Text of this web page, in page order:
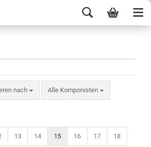
nach Alle Komponisten
13 14 15 16 17 18